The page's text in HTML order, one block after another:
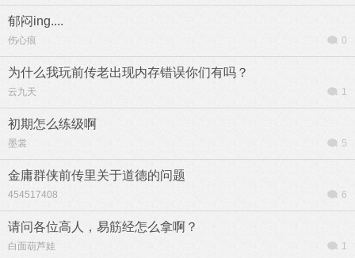
郁闷ing....
伤心痕 0
为什么我玩前传老出现内存错误你们有吗？
云九天 1
初期怎么练级啊
墨裳 5
金庸群侠前传里关于道德的问题
454517408 6
请问各位高人，易筋经怎么拿啊？
白面葫芦娃 1